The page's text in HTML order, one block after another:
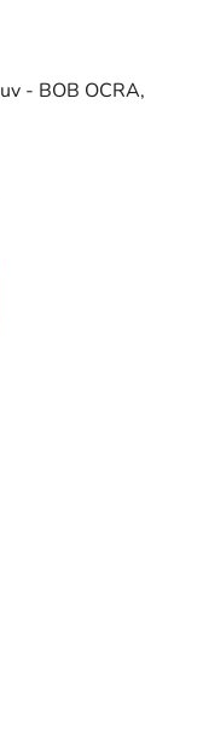
- BOB OCRA,